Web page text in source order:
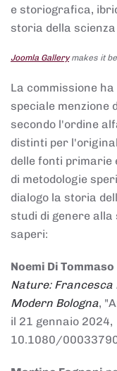
e storiografica,
storia della
Joomla Gallerymakes it
La commissione
speciale menzione
secondo l'ordine
distinti per
delle fonti primarie
di metodologie
dialogo la storia
studi di genere
saperi:
Noemi Di Tommaso
Nature: Francesca
Modern Bologna,
il 21 gennaio 2024,
10.1080/